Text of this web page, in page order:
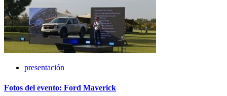
presentación
Fotos del evento: Ford Maverick